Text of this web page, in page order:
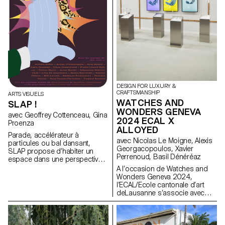
axés sur le principe de «
access over ownership ».
urbanistiques et paysagères de
la ville.
ARTS VISUELS
SLAP !
avec Geoffrey Cottenceau, Gina
Proenza
Parade, accélérateur à
particules ou bal dansant,
SLAP propose d’habiter un
espace dans une perspective
aux lois centrifuges et se
retrouvent à échanger entre
elles pour créer des narratifs
DESIGN FOR LUXURY &
CRAFTSMANSHIP
WATCHES AND
WONDERS GENEVA
2024 ECAL X
ALLOYED
avec Nicolas Le Moigne, Alexis
Georgacopoulos, Xavier
Perrenoud, Basil Dénéréaz
A l’occasion de Watches and
Wonders Geneva 2024,
l’ECAL/Ecole cantonale d’art
deLausanne s’associe avec
Alloyed, entreprise experte
dans les technologies
d’impression enmétal, et